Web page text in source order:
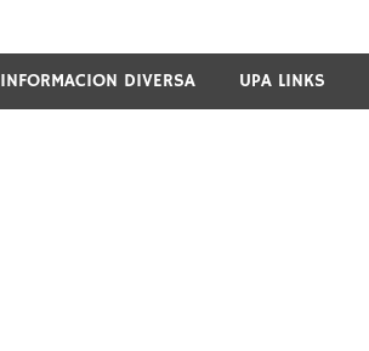
INFORMACION DIVERSA UPA LINKS